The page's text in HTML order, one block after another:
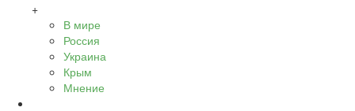
+
В мире
Россия
Украина
Крым
Мнение